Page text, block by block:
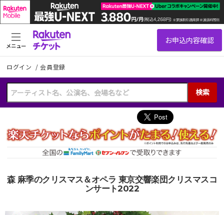
ログイン /会員登録
検索
メニュー
森 麻季のクリスマス＆オペラ 東京交響楽団クリスマスコ
ンサート2022